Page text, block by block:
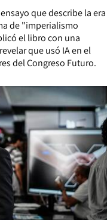
que describe la era
de "imperialismo
el libro con una
que usó IA en el
del Congreso Futuro.